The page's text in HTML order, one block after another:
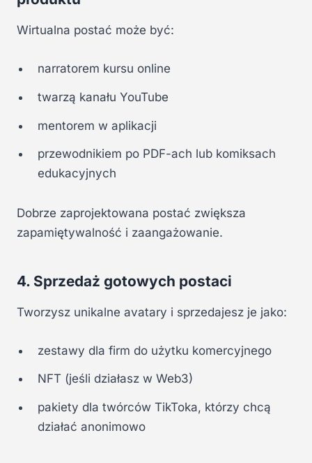
Wirtualna postać może być:
narratorem kursu online
twarzą kanału YouTube
mentorem w aplikacji
przewodnikiem po PDF-ach lub komiksach
edukacyjnych
Dobrze zaprojektowana postać zwiększa
zapamiętywalność i zaangażowanie.
4. Sprzedaż gotowych postaci
Tworzysz unikalne avatary i sprzedajesz je jako:
zestawy dla firm do użytku komercyjnego
NFT (jeśli działasz w Web3)
pakiety dla twórców TikToka, którzy chcą
działać anonimowo